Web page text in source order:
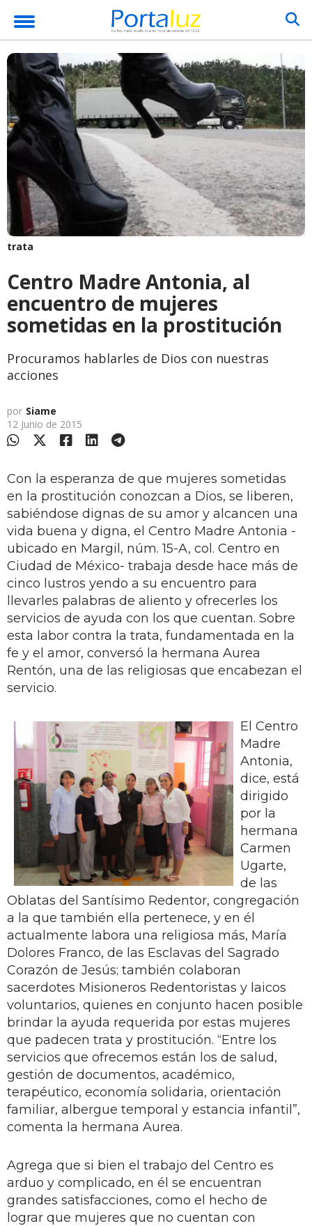
trata
Centro Madre Antonia, al
encuentro de mujeres
sometidas en la prostitución
Procuramos hablarles de Dios con nuestras
acciones
por Siame
12 Junio de 2015
Con la esperanza de que mujeres sometidas
en la prostitución conozcan a Dios, se liberen,
sabiéndose dignas de su amor y alcancen una
vida buena y digna, el Centro Madre Antonia -
ubicado en Margil, núm. 15-A, col. Centro en
Ciudad de México- trabaja desde hace más de
cinco lustros yendo a su encuentro para
llevarles palabras de aliento y ofrecerles los
servicios de ayuda con los que cuentan. Sobre
esta labor contra la trata, fundamentada en la
fe y el amor, conversó la hermana Aurea
Rentón, una de las religiosas que encabezan el
servicio.
El Centro
Madre
Antonia,
dice, está
dirigido
por la
hermana
Carmen
Ugarte,
de las
Oblatas del Santísimo Redentor, congregación
a la que también ella pertenece, y en él
actualmente labora una religiosa más, María
Dolores Franco, de las Esclavas del Sagrado
Corazón de Jesús; también colaboran
sacerdotes Misioneros Redentoristas y laicos
voluntarios, quienes en conjunto hacen posible
brindar la ayuda requerida por estas mujeres
que padecen trata y prostitución. “Entre los
servicios que ofrecemos están los de salud,
gestión de documentos, académico,
terapéutico, economía solidaria, orientación
familiar, albergue temporal y estancia infantil”,
comenta la hermana Aurea.
Agrega que si bien el trabajo del Centro es
arduo y complicado, en él se encuentran
grandes satisfacciones, como el hecho de
lograr que mujeres que no cuentan con